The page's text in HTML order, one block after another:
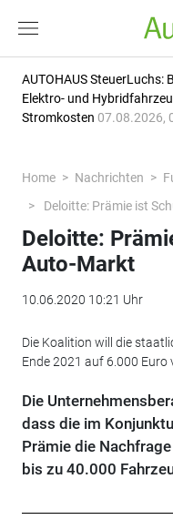
AUTOHAUS SteuerLuchs:
Elektro- und
Stromkosten 07.08.2026,
Home Nachrichten
Deloitte: Prämie ist
Deloitte:
Auto-Markt
10.06.2020 10:21 Uhr
Die Koalition will die
Ende 2021 auf 6.000 Euro
Die
dass die im
Prämie die
bis zu 40.000